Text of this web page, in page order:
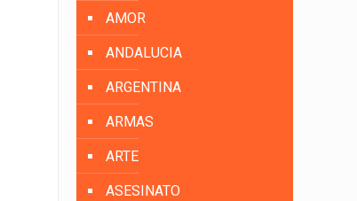
AMOR
ANDALUCIA
ARGENTINA
ARMAS
ARTE
ASESINATO